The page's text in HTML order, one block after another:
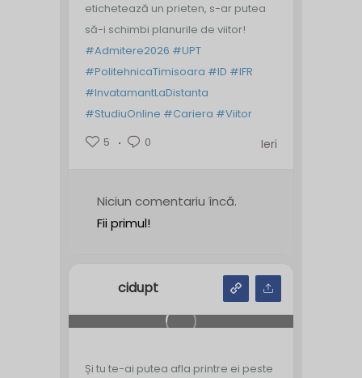
etichetează un prieten, s-ar putea
să-i schimbi planurile de viitor!
#Admitere2026 #UPT
#PolitehnicaTimisoara #ID #IFR
#InvatamantLaDistanta
#StudiuOnline #Cariera #Viitor
5
0 Ieri
Niciun comentariu încă.
Fii primul!
cidupt
Și tu te-ai putea afla printre ei peste